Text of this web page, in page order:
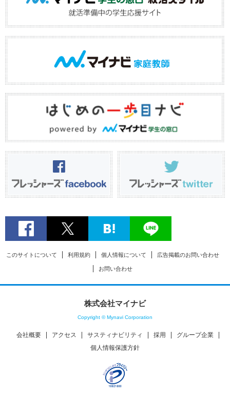
このサイトについて 利用規約 個人情報について 広告掲載のお問い合わせ
お問い合わせ
株式会社マイナビ
Copyright © Mynavi Corporation
会社概要 アクセス サスティナビリティ 採用
グループ企業
個人情報保護方針